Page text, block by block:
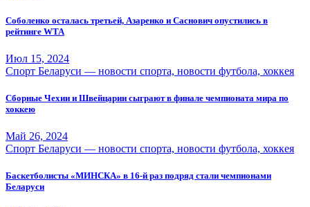
Соболенко осталась третьей, Азаренко и Саснович опустились в
рейтинге WTA
Июл 15, 2024
Спорт Беларуси — новости спорта, новости футбола, хоккея
Сборные Чехии и Швейцарии сыграют в финале чемпионата мира по
хоккею
Май 26, 2024
Спорт Беларуси — новости спорта, новости футбола, хоккея
Баскетболисты «МИНСКА» в 16-й раз подряд стали чемпионами
Беларуси